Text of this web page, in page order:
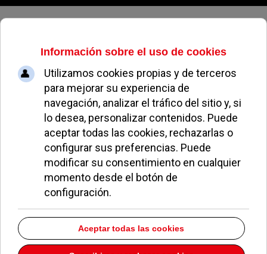
Viernes, 07 de agosto de 2026
Animadrid participa en la Expo de
Zaragoza con una selección de
cortometrajes de animación
ANA LLAMAS NOTICIAS DE POZUELO 11 AGOSTO 2008
La IX edición del Festival Internacional de
Imagen Animada de Pozuelo de Alarcón
Animadrid 2008, en colaboración con la Expo de
Zaragoza ha realizado una selección de